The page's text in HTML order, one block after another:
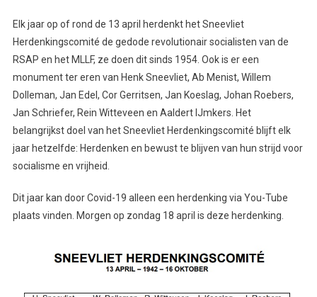
Elk jaar op of rond de 13 april herdenkt het Sneevliet
Herdenkingscomité de gedode revolutionair socialisten van de
RSAP en het MLLF, ze doen dit sinds 1954. Ook is er een
monument ter eren van Henk Sneevliet, Ab Menist, Willem
Dolleman, Jan Edel, Cor Gerritsen, Jan Koeslag, Johan Roebers,
Jan Schriefer, Rein Witteveen en Aaldert IJmkers. Het
belangrijkst doel van het Sneevliet Herdenkingscomité blijft elk
jaar hetzelfde: Herdenken en bewust te blijven van hun strijd voor
socialisme en vrijheid.
Dit jaar kan door Covid-19 alleen een herdenking via You-Tube
plaats vinden. Morgen op zondag 18 april is deze herdenking.